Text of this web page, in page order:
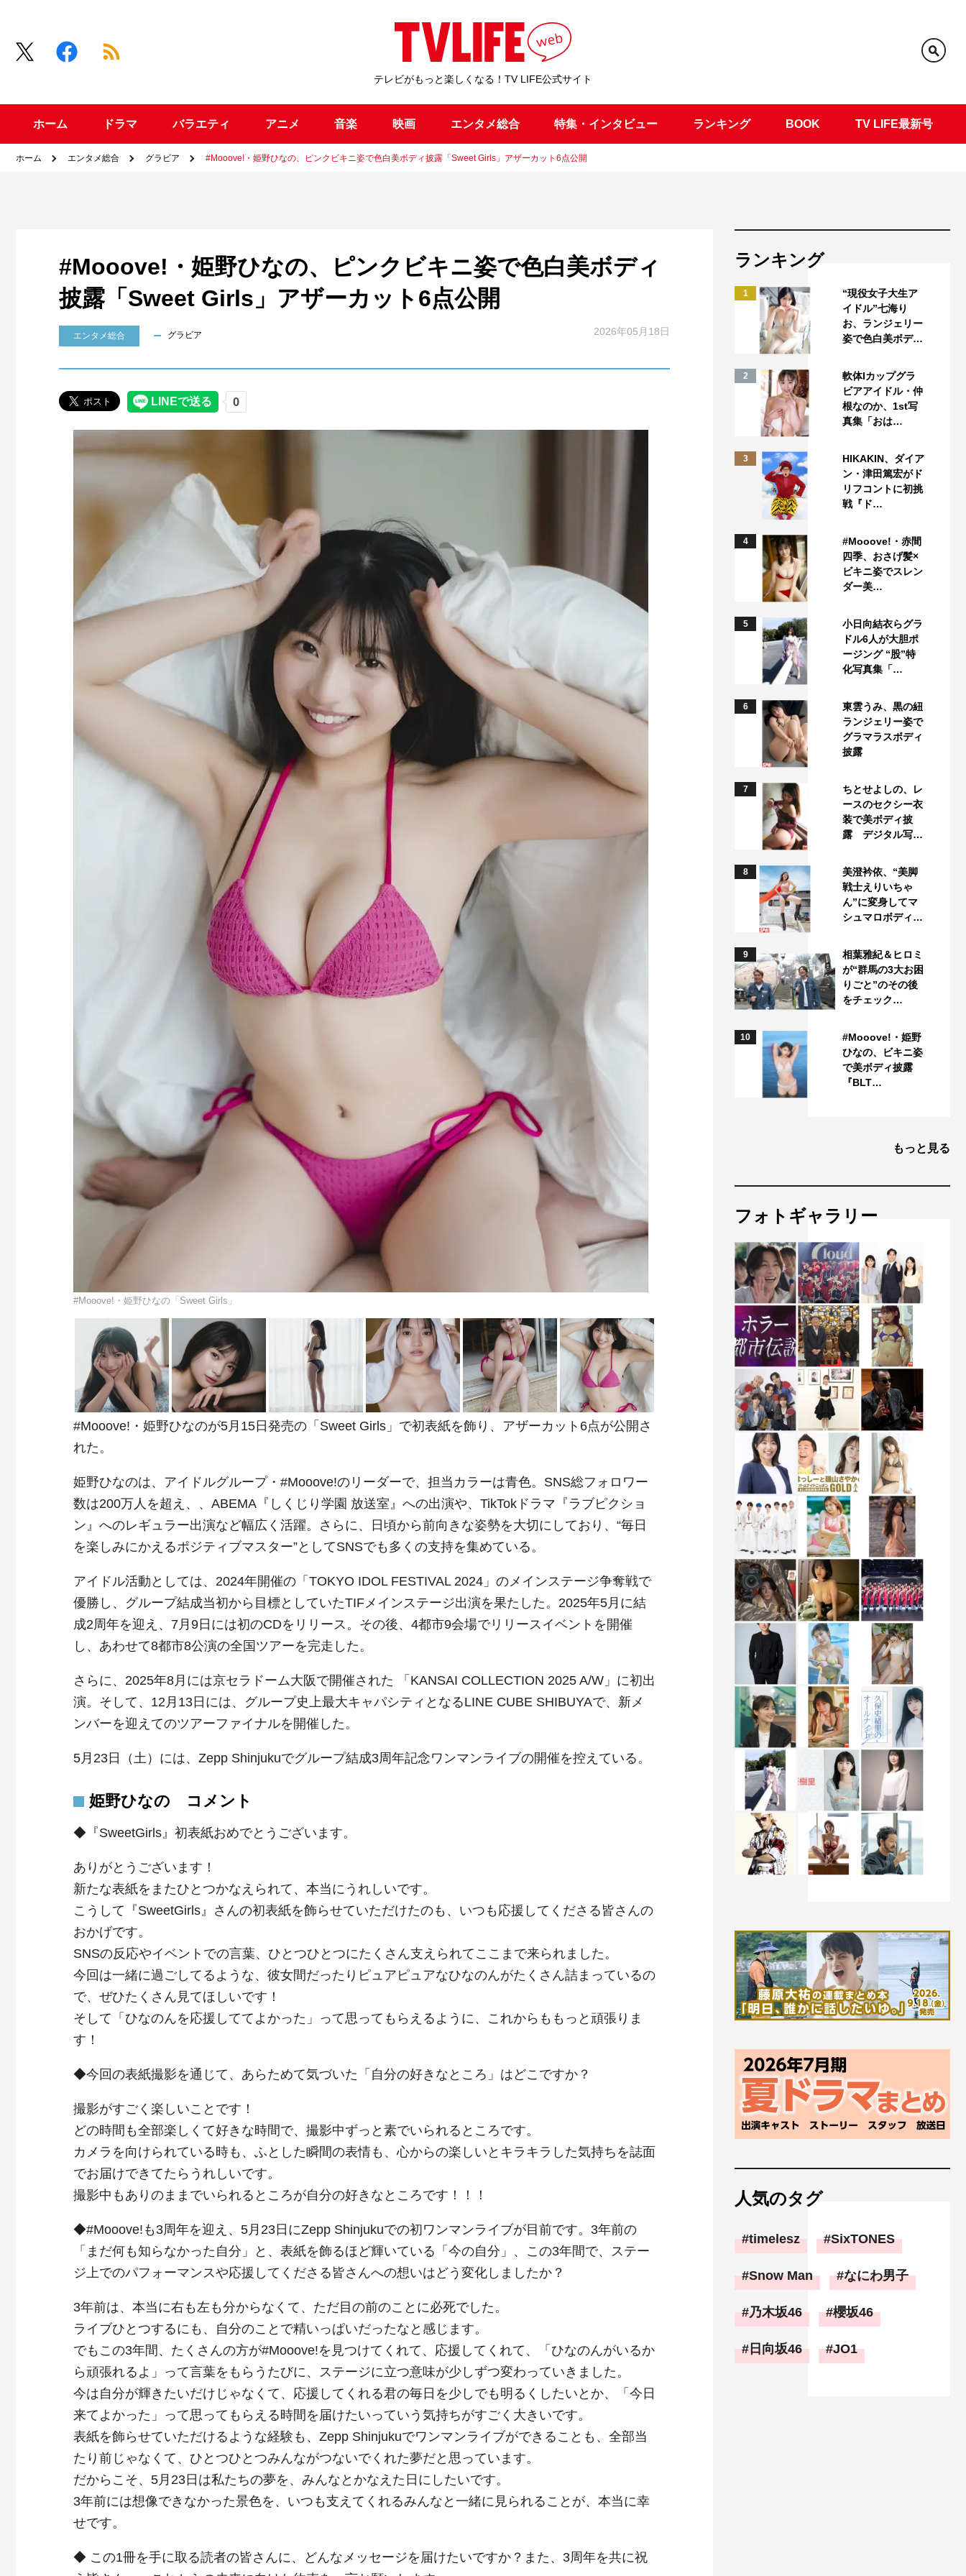
テレビがもっと楽しくなる！TV LIFE公式サイト
ホーム ドラマ バラエティ アニメ 音楽 映画 エンタメ総合 特集・インタビュー ランキング BOOK TV LIFE最新号
ホーム エンタメ総合 グラビア #Mooove!・姫野ひなの、ピンクビキニ姿で色白美ボディ披露「Sweet Girls」アザーカット6点公開
#Mooove!・姫野ひなの、ピンクビキニ姿で色白美ボディ
披露「Sweet Girls」アザーカット6点公開
エンタメ総合 グラビア 2026年05月18日
#Mooove!・姫野ひなの「Sweet Girls」
#Mooove!・姫野ひなのが5月15日発売の「Sweet Girls」で初表紙を飾り、アザーカット6点が公開さ
れた。
姫野ひなのは、アイドルグループ・#Mooove!のリーダーで、担当カラーは青色。SNS総フォロワー
数は200万人を超え、、ABEMA『しくじり学園 放送室』への出演や、TikTokドラマ『ラブピクショ
ン』へのレギュラー出演など幅広く活躍。さらに、日頃から前向きな姿勢を大切にしており、“毎日
を楽しみにかえるポジティブマスター”としてSNSでも多くの支持を集めている。
アイドル活動としては、2024年開催の「TOKYO IDOL FESTIVAL 2024」のメインステージ争奪戦で
優勝し、グループ結成当初から目標としていたTIFメインステージ出演を果たした。2025年5月に結
成2周年を迎え、7月9日には初のCDをリリース。その後、4都市9会場でリリースイベントを開催
し、あわせて8都市8公演の全国ツアーを完走した。
さらに、2025年8月には京セラドーム大阪で開催された 「KANSAI COLLECTION 2025 A/W」に初出
演。そして、12月13日には、グループ史上最大キャパシティとなるLINE CUBE SHIBUYAで、新メ
ンバーを迎えてのツアーファイナルを開催した。
5月23日（土）には、Zepp Shinjukuでグループ結成3周年記念ワンマンライブの開催を控えている。
姫野ひなの コメント
◆『SweetGirls』初表紙おめでとうございます。
ありがとうございます！
新たな表紙をまたひとつかなえられて、本当にうれしいです。
こうして『SweetGirls』さんの初表紙を飾らせていただけたのも、いつも応援してくださる皆さんの
おかげです。
SNSの反応やイベントでの言葉、ひとつひとつにたくさん支えられてここまで来られました。
今回は一緒に過ごしてるような、彼女間だったりピュアピュアなひなのんがたくさん詰まっているの
で、ぜひたくさん見てほしいです！
そして「ひなのんを応援しててよかった」って思ってもらえるように、これからももっと頑張りま
す！
◆今回の表紙撮影を通じて、あらためて気づいた「自分の好きなところ」はどこですか？
撮影がすごく楽しいことです！
どの時間も全部楽しくて好きな時間で、撮影中ずっと素でいられるところです。
カメラを向けられている時も、ふとした瞬間の表情も、心からの楽しいとキラキラした気持ちを誌面
でお届けできてたらうれしいです。
撮影中もありのままでいられるところが自分の好きなところです！！！
◆#Mooove!も3周年を迎え、5月23日にZepp Shinjukuでの初ワンマンライブが目前です。3年前の
「まだ何も知らなかった自分」と、表紙を飾るほど輝いている「今の自分」、この3年間で、ステー
ジ上でのパフォーマンスや応援してくださる皆さんへの想いはどう変化しましたか？
3年前は、本当に右も左も分からなくて、ただ目の前のことに必死でした。
ライブひとつするにも、自分のことで精いっぱいだったなと感じます。
でもこの3年間、たくさんの方が#Mooove!を見つけてくれて、応援してくれて、「ひなのんがいるか
ら頑張れるよ」って言葉をもらうたびに、ステージに立つ意味が少しずつ変わっていきました。
今は自分が輝きたいだけじゃなくて、応援してくれる君の毎日を少しでも明るくしたいとか、「今日
来てよかった」って思ってもらえる時間を届けたいっていう気持ちがすごく大きいです。
表紙を飾らせていただけるような経験も、Zepp Shinjukuでワンマンライブができることも、全部当
たり前じゃなくて、ひとつひとつみんながつないでくれた夢だと思っています。
だからこそ、5月23日は私たちの夢を、みんなとかなえた日にしたいです。
3年前には想像できなかった景色を、いつも支えてくれるみんなと一緒に見られることが、本当に幸
せです。
◆ この1冊を手に取る読者の皆さんに、どんなメッセージを届けたいですか？また、3周年を共に祝
ランキング
1
“現役女子大生ア
イドル”七海り
お、ランジェリー
姿で色白美ボデ…
2
軟体Iカップグラ
ビアアイドル・仲
根なのか、1st写
真集「おは…
3
HIKAKIN、ダイア
ン・津田篤宏がド
リフコントに初挑
戦『ド…
4
#Mooove!・赤間
四季、おさげ髪×
ビキニ姿でスレン
ダー美…
5
小日向結衣らグラ
ドル6人が大胆ポ
ージング “股”特
化写真集「…
6
東雲うみ、黒の紐
ランジェリー姿で
グラマラスボディ
披露
7
ちとせよしの、レ
ースのセクシー衣
装で美ボディ披
露 デジタル写…
8
美澄衿依、“美脚
戦士えりいちゃ
ん”に変身してマ
シュマロボディ…
9
相葉雅紀＆ヒロミ
が“群馬の3大お困
りごと”のその後
をチェック…
10
#Mooove!・姫野
ひなの、ビキニ姿
で美ボディ披露
『BLT…
もっと見る
フォトギャラリー
人気のタグ
timelesz SixTONES
Snow Man なにわ男子
乃木坂46 櫻坂46
日向坂46 JO1